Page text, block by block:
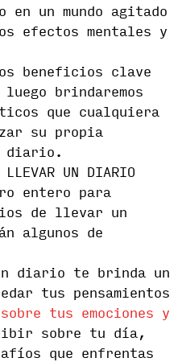
en un mundo agitado
efectos mentales y
beneficios clave
brindaremos
que cualquiera
su propia
diario.
UN DIARIO
entero para
de llevar un
algunos de
diario te brinda un
tus pensamientos
tus emociones y
sobre tu día,
que enfrentas